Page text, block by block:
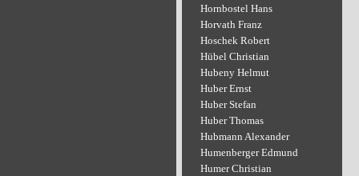
Hornbostel Hans
Horvath Franz
Hoschek Robert
Hübel Christian
Hubeny Helmut
Huber Ernst
Huber Stefan
Huber Thomas
Hubmann Alexander
Humenberger Edmund
Humer Christian